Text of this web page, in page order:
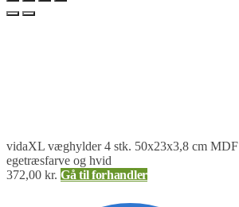
vidaXL væghylder 4 stk. 50x23x3,8 cm MDF
egetræsfarve og hvid
372,00 kr. Gå til forhandler